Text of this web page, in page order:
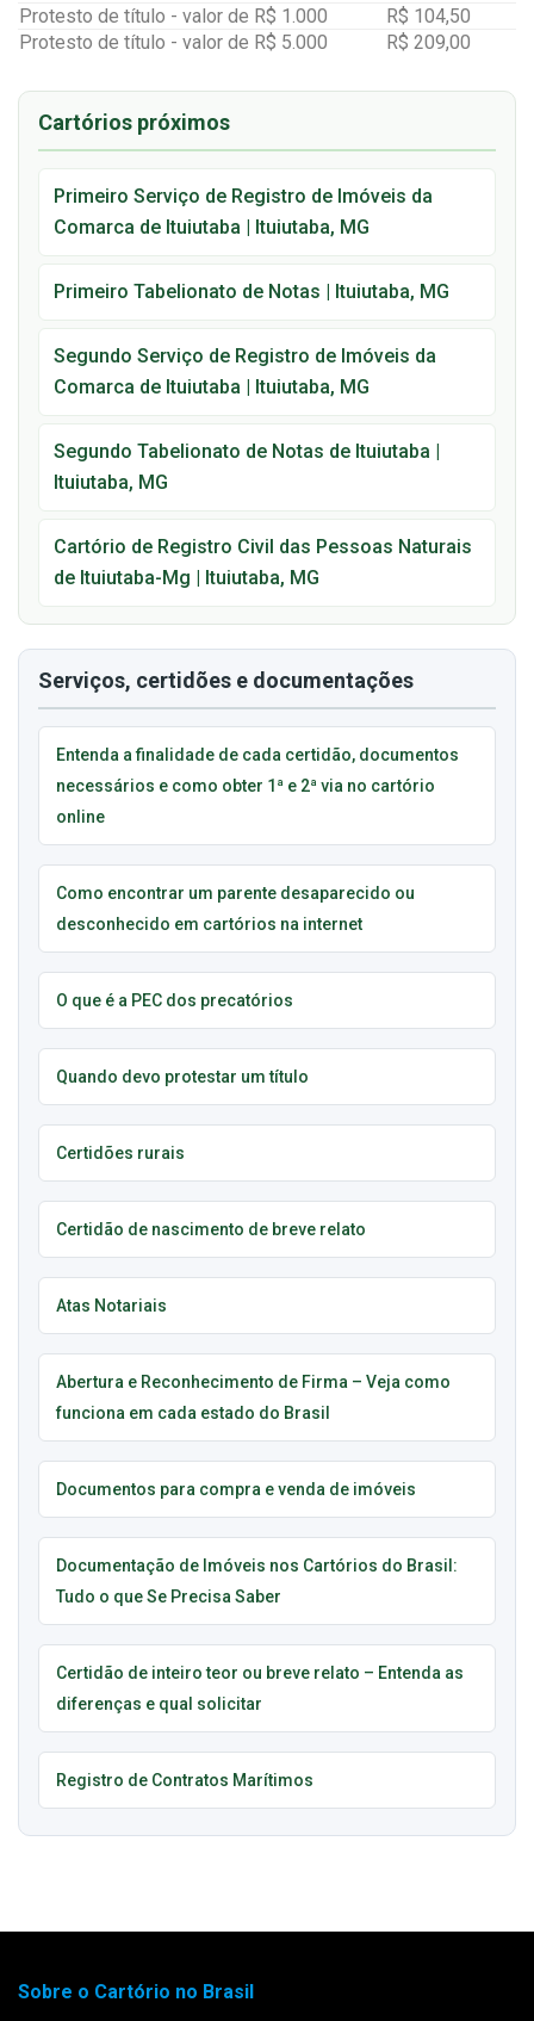
Protesto de título - valor de R$ 1.000
R$ 104,50
Protesto de título - valor de R$ 5.000
R$ 209,00
Cartórios próximos
Primeiro Serviço de Registro de Imóveis da
Comarca de Ituiutaba | Ituiutaba, MG
Primeiro Tabelionato de Notas | Ituiutaba, MG
Segundo Serviço de Registro de Imóveis da
Comarca de Ituiutaba | Ituiutaba, MG
Segundo Tabelionato de Notas de Ituiutaba |
Ituiutaba, MG
Cartório de Registro Civil das Pessoas Naturais
de Ituiutaba-Mg | Ituiutaba, MG
Serviços, certidões e documentações
Entenda a finalidade de cada certidão, documentos
necessários e como obter 1ª e 2ª via no cartório
online
Como encontrar um parente desaparecido ou
desconhecido em cartórios na internet
O que é a PEC dos precatórios
Quando devo protestar um título
Certidões rurais
Certidão de nascimento de breve relato
Atas Notariais
Abertura e Reconhecimento de Firma – Veja como
funciona em cada estado do Brasil
Documentos para compra e venda de imóveis
Documentação de Imóveis nos Cartórios do Brasil:
Tudo o que Se Precisa Saber
Certidão de inteiro teor ou breve relato – Entenda as
diferenças e qual solicitar
Registro de Contratos Marítimos
Sobre o Cartório no Brasil